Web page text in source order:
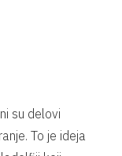
su delovi
To je ideja